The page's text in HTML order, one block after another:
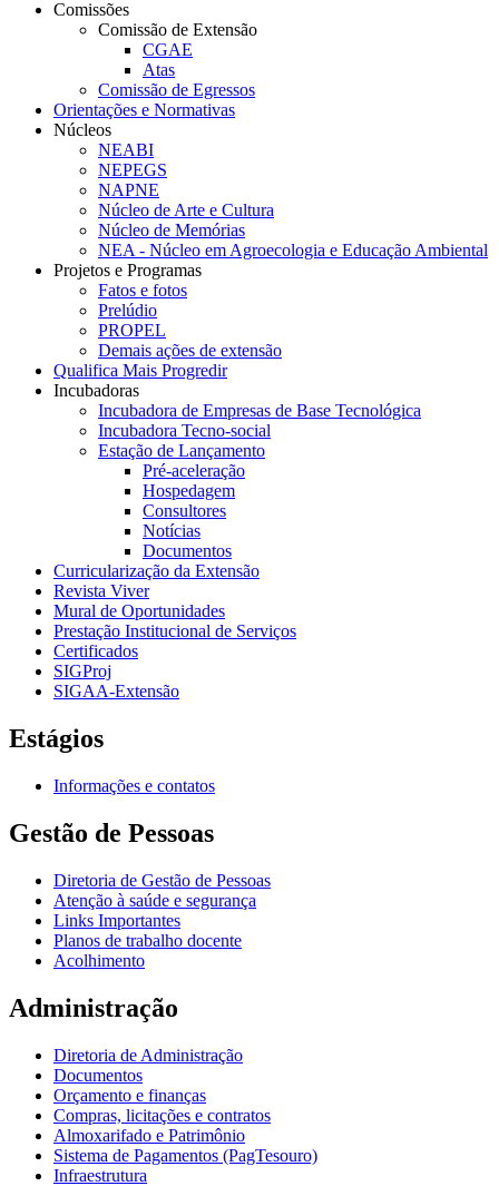
Comissões
Comissão de Extensão
CGAE
Atas
Comissão de Egressos
Orientações e Normativas
Núcleos
NEABI
NEPEGS
NAPNE
Núcleo de Arte e Cultura
Núcleo de Memórias
NEA - Núcleo em Agroecologia e Educação Ambiental
Projetos e Programas
Fatos e fotos
Prelúdio
PROPEL
Demais ações de extensão
Qualifica Mais Progredir
Incubadoras
Incubadora de Empresas de Base Tecnológica
Incubadora Tecno-social
Estação de Lançamento
Pré-aceleração
Hospedagem
Consultores
Notícias
Documentos
Curricularização da Extensão
Revista Viver
Mural de Oportunidades
Prestação Institucional de Serviços
Certificados
SIGProj
SIGAA-Extensão
Estágios
Informações e contatos
Gestão de Pessoas
Diretoria de Gestão de Pessoas
Atenção à saúde e segurança
Links Importantes
Planos de trabalho docente
Acolhimento
Administração
Diretoria de Administração
Documentos
Orçamento e finanças
Compras, licitações e contratos
Almoxarifado e Patrimônio
Sistema de Pagamentos (PagTesouro)
Infraestrutura